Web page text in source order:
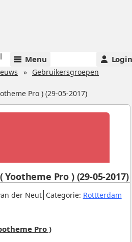
Menu Login
Gebruikersgroepen
Pro ) (29-05-2017)
der Neut. Categorie: Rottterdam.
Yootheme Pro ) (29-05-2017)
Pro )